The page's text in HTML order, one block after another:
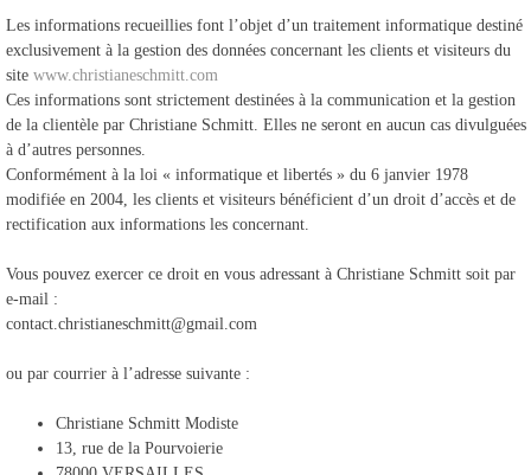
Les informations recueillies font l’objet d’un traitement informatique destiné
exclusivement à la gestion des données concernant les clients et visiteurs du
site www.christianeschmitt.com
Ces informations sont strictement destinées à la communication et la gestion
de la clientèle par Christiane Schmitt. Elles ne seront en aucun cas divulguées
à d’autres personnes.
Conformément à la loi « informatique et libertés » du 6 janvier 1978
modifiée en 2004, les clients et visiteurs bénéficient d’un droit d’accès et de
rectification aux informations les concernant.
Vous pouvez exercer ce droit en vous adressant à Christiane Schmitt soit par
e-mail :
contact.christianeschmitt@gmail.com
ou par courrier à l’adresse suivante :
Christiane Schmitt Modiste
13, rue de la Pourvoierie